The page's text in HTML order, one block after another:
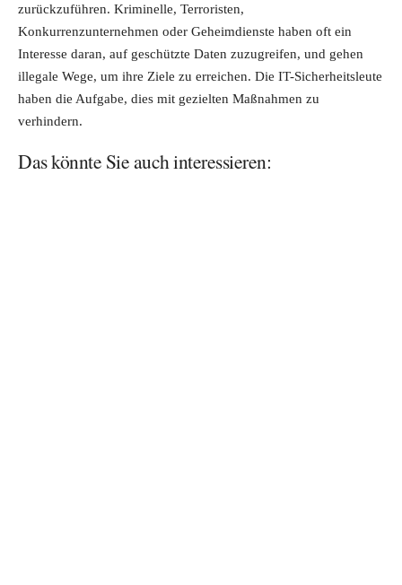
zurückzuführen. Kriminelle, Terroristen,
Konkurrenzunternehmen oder Geheimdienste haben oft ein
Interesse daran, auf geschützte Daten zuzugreifen, und gehen
illegale Wege, um ihre Ziele zu erreichen. Die IT-Sicherheitsleute
haben die Aufgabe, dies mit gezielten Maßnahmen zu
verhindern.
Das könnte Sie auch interessieren: